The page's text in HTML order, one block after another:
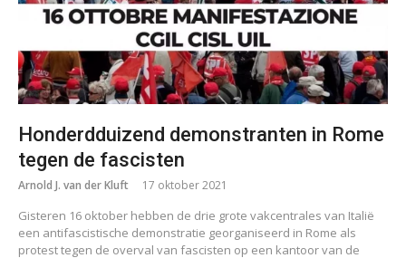
Honderdduizend demonstranten in Rome
tegen de fascisten
Arnold J. van der Kluft 17 oktober 2021
Gisteren 16 oktober hebben de drie grote vakcentrales van Italië
een antifascistische demonstratie georganiseerd in Rome als
protest tegen de overval van fascisten op een kantoor van de